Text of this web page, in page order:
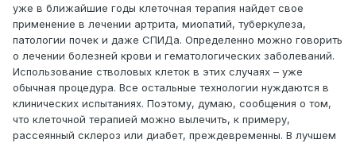
уже в ближайшие годы клеточная терапия найдет свое
применение в лечении артрита, миопатий, туберкулеза,
патологии почек и даже СПИДа. Определенно можно говорить
о лечении болезней крови и гематологических заболеваний.
Использование стволовых клеток в этих случаях – уже
обычная процедура. Все остальные технологии нуждаются в
клинических испытаниях. Поэтому, думаю, сообщения о том,
что клеточной терапией можно вылечить, к примеру,
рассеянный склероз или диабет, преждевременны. В лучшем